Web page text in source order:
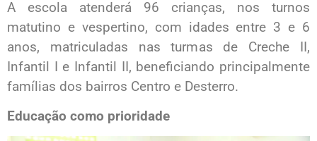
A escola atenderá 96 crianças, nos turnos
matutino e vespertino, com idades entre 3 e 6
anos, matriculadas nas turmas de Creche II,
Infantil I e Infantil II, beneficiando principalmente
famílias dos bairros Centro e Desterro.
Educação como prioridade